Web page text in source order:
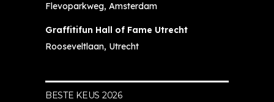
Flevoparkweg, Amsterdam
Graffitifun Hall of Fame Utrecht
Rooseveltlaan, Utrecht
BESTE KEUS 2026